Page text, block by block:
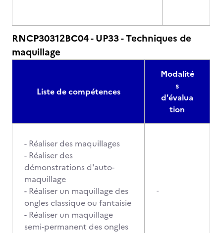
RNCP30312BC04 - UP33 - Techniques de
maquillage
Liste de compétences
Modalité
s
d'évalua
tion
- Réaliser des maquillages
- Réaliser des
démonstrations d'auto-
maquillage
- Réaliser un maquillage des
ongles classique ou fantaisie
- Réaliser un maquillage
semi-permanent des ongles
-